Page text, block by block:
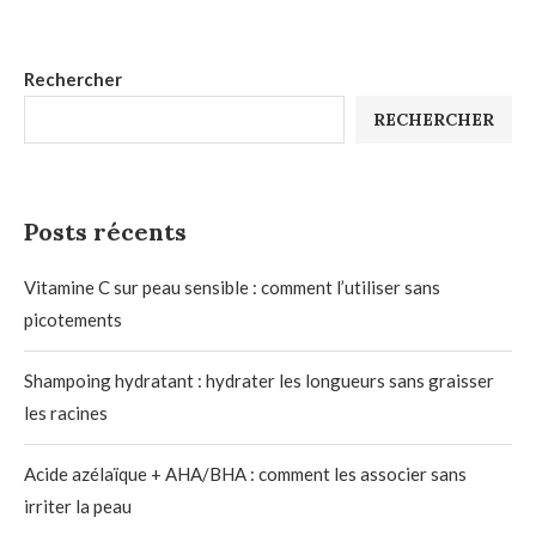
Rechercher
RECHERCHER
Posts récents
Vitamine C sur peau sensible : comment l’utiliser sans
picotements
Shampoing hydratant : hydrater les longueurs sans graisser
les racines
Acide azélaïque + AHA/BHA : comment les associer sans
irriter la peau